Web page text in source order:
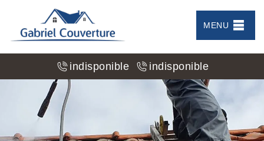
MENU
indisponible indisponible